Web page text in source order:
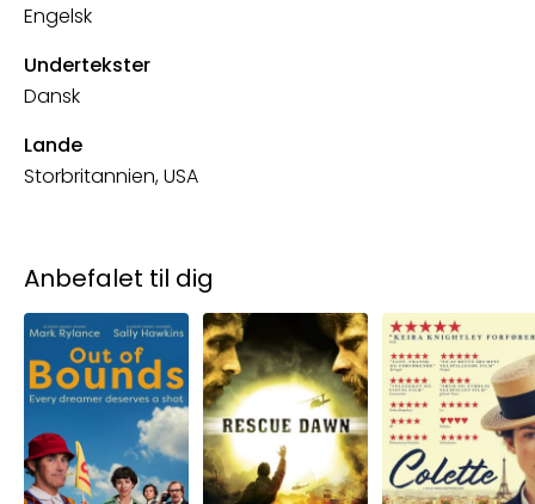
Engelsk
Undertekster
Dansk
Lande
Storbritannien, USA
Anbefalet til dig